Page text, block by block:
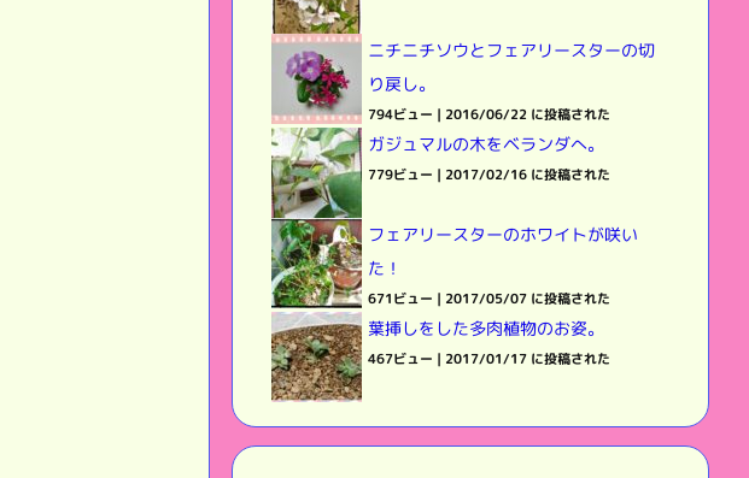
ニチニチソウとフェアリースターの切
り戻し。
794ビュー | 2016/06/22 に投稿された
ガジュマルの木をベランダへ。
779ビュー | 2017/02/16 に投稿された
フェアリースターのホワイトが咲い
た！
671ビュー | 2017/05/07 に投稿された
葉挿しをした多肉植物のお姿。
467ビュー | 2017/01/17 に投稿された